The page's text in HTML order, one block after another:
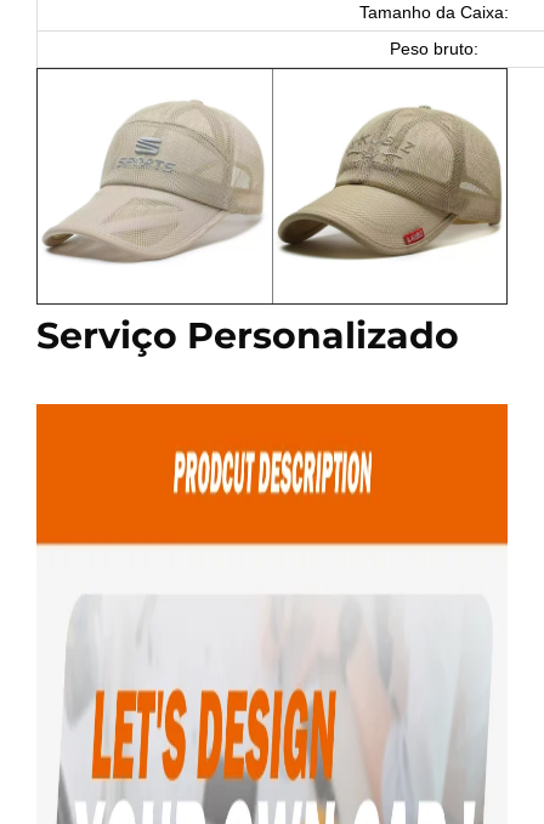
Tamanho da Caixa:
Peso bruto:
Serviço Personalizado